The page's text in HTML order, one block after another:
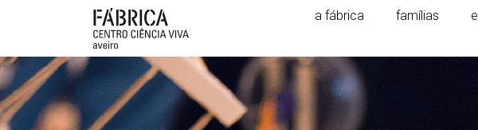
a fábrica famílias
Destaques Institucionais